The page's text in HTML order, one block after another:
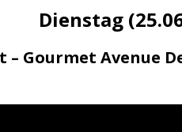
Dienstag
– Gourmet Avenue